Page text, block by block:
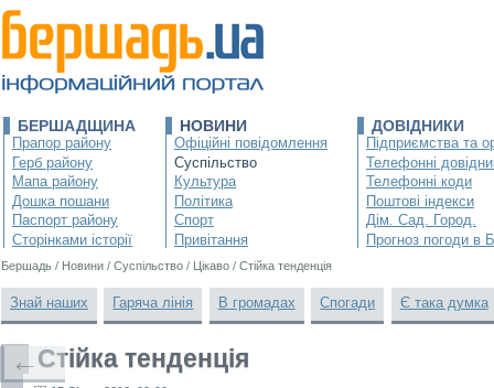
БЕРШАДЩИНА
Прапор району
Герб району
Мапа району
Дошка пошани
Паспорт району
Сторінками історії
НОВИНИ
Офіційні повідомлення
Суспільство
Культура
Політика
Спорт
Привітання
ДОВІДНИКИ
Підприємства та
Телефонні
Телефонні коди
Поштові індекси
Дім. Сад. Город.
Прогноз погоди в
Бершадь / Новини / Суспільство / Цікаво / Стійка тенденція
Знай наших Гаряча лінія В громадах Спогади Є така думка
Стійка тенденція
←